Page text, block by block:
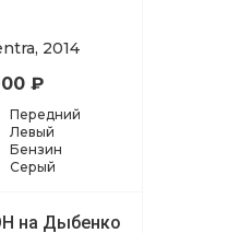
2014
₽
Передний
Левый
Бензин
Серый
на Дыбенко